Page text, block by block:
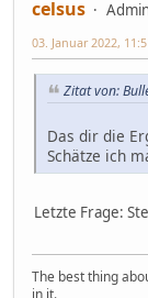
celsus
03. Januar 2022,
Zitat von:
Das dir die
Schätze ich
Letzte Frage:
The best thing
in it.